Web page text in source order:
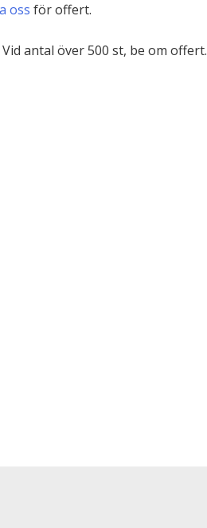
oss för offert.
antal över 500 st, be om offert.